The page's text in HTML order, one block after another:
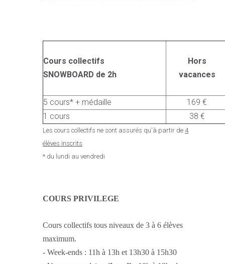
Cours collectifs
SNOWBOARD de 2h
Hors
vacances
5 cours* + médaille
169 €
1 cours
38 €
Les cours collectifs ne sont assurés qu'à partir de 4
élèves inscrits.
* du lundi au vendredi
COURS PRIVILEGE
Cours collectifs tous niveaux de 3 à 6 élèves
maximum.
- Week-ends : 11h à 13h et 13h30 à 15h30